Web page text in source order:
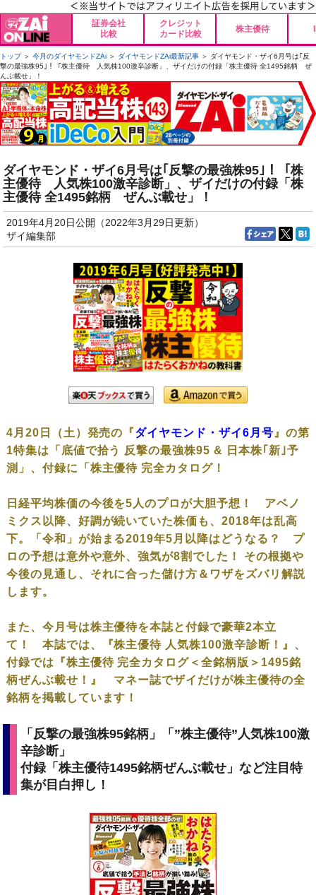
証券会社
比較
クレジット
カード比較
株主優待
トップ＞ 今月のダイヤモンドZAi ＞ ダイヤモンドZAi最新記事 ＞ ダイヤモンド・ザイ6月号は｢反
撃の最強株95｣！「株主優待 人気株100激辛診断」、ザイだけの付録「株主優待 全1495銘柄 ぜ
んぶ載せ」！
ダイヤモンド・ザイ6月号は｢反撃の最強株95｣！「株
主優待 人気株100激辛診断」、ザイだけの付録「株
主優待 全1495銘柄 ぜんぶ載せ」！
2019年4月20日公開（2022年3月29日更新）
ザイ編集部
4月20日（土）発売の『ダイヤモンド・ザイ6月号 』の第
1特集は「底値で拾う 反撃の最強株95 & 日本株｢新｣予
測」、付録に「株主優待 完全カタログ！
日経平均株価の今後を5人のプロが大胆予想！ アベノ
ミクス以降、好調が続いていた株価も、2018年は乱高
下。「令和」が始まる2019年5月以降はどうなる？ プ
ロの予想は意外や意外、強気が8割でした！ その根拠や
今後の見通し、それに合った儲け方＆ワザをズバリ解説
します。
また、今月号は株主優待を本誌と付録で豪華2本立
て！ 本誌では、『株主優待 人気株100激辛診断！』、
付録では『株主優待 完全カタログ＜全銘柄版＞1495銘
柄ぜんぶ載せ！』 マネー誌でザイだけが株主優待の全
銘柄を掲載しています！
「反撃の最強株95銘柄」「”株主優待”人気株100激
辛診断」
付録「株主優待1495銘柄ぜんぶ載せ」など注目特
集が目白押し！